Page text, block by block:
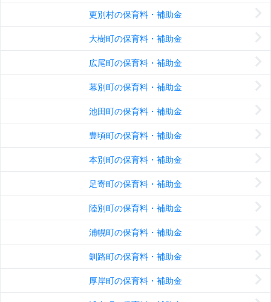
更別村の保育料・補助金
大樹町の保育料・補助金
広尾町の保育料・補助金
幕別町の保育料・補助金
池田町の保育料・補助金
豊頃町の保育料・補助金
本別町の保育料・補助金
足寄町の保育料・補助金
陸別町の保育料・補助金
浦幌町の保育料・補助金
釧路町の保育料・補助金
厚岸町の保育料・補助金